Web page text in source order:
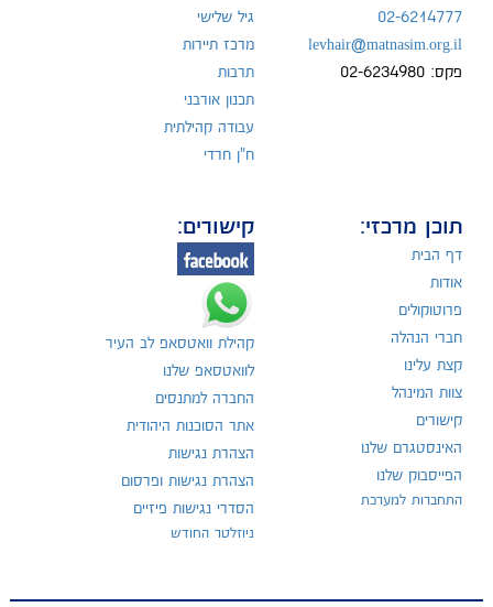
02-6214777
levhair@matnasim.org.il
פקס: 02-6234980
גיל שלישי
מרכז תיירות
תרבות
תכנון אורבני
עבודה קהילתית
ח"ן חרדי
תוכן מרכזי:
דף הבית
אודות
פרוטוקולים
חברי הנהלה
קצת עלינו
צוות המינהל
קישורים
האינסטגרם שלנו
הפייסבוק שלנו
התחברות למערכת
קישורים:
קהילת וואטסאפ לב העיר
לוואטסאפ שלנו
החברה למתנסים
אתר הסוכנות היהודית
הצהרת נגישות
הצהרת נגישות ופרסום
הסדרי נגישות פיזיים
ניוזלטר החודש